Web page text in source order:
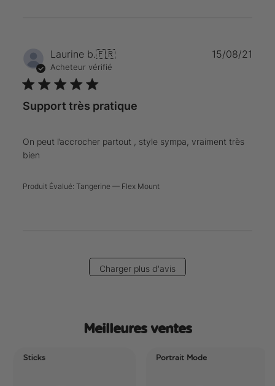
Laurine b.🇫🇷
Acheteur vérifié
Support très pratique
On peut l’accrocher partout , style sympa, vraiment très
bien
Produit Évalué: Tangerine — Flex Mount
15/08/21
Charger plus d'avis
Meilleures ventes
Sticks Portrait Mode